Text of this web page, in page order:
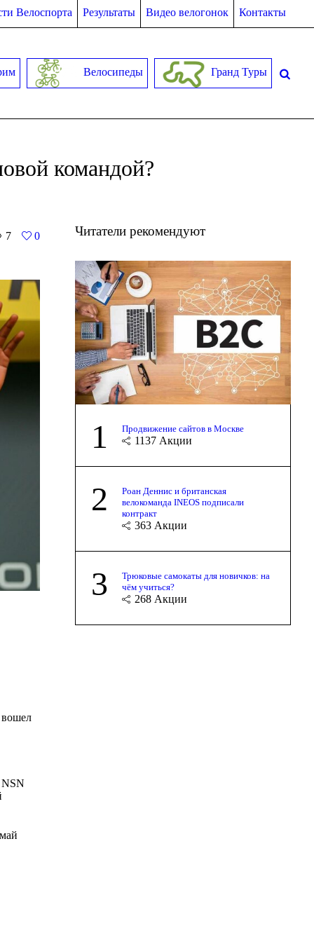
Велоспорта Результаты Видео велогонок Контакты
Велосипеды Гранд Туры
командой?
7
0
вошел
NSN
Читатели рекомендуют
1 Продвижение сайтов в Москве
1137 Акции
2
Роан Деннис и британская
велокоманда INEOS подписали
контракт
363 Акции
3
Трюковые самокаты для новичков: на
чём учиться?
268 Акции